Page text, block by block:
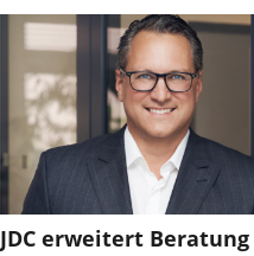
JDC erweitert